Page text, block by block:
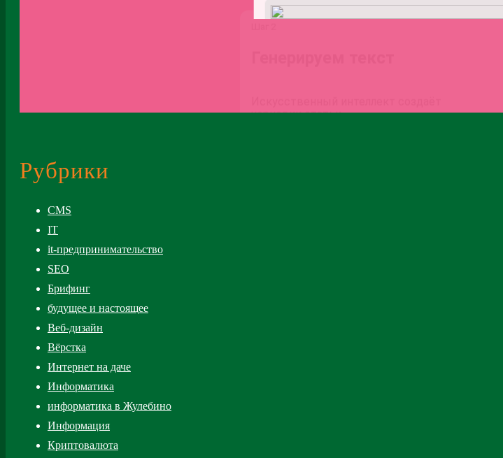
Рубрики
CMS
IT
it-предпринимательство
SEO
Брифинг
будущее и настоящее
Веб-дизайн
Вёрстка
Интернет на даче
Информатика
информатика в Жулебино
Информация
Криптовалюта